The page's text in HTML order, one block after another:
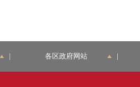
各区政府网站